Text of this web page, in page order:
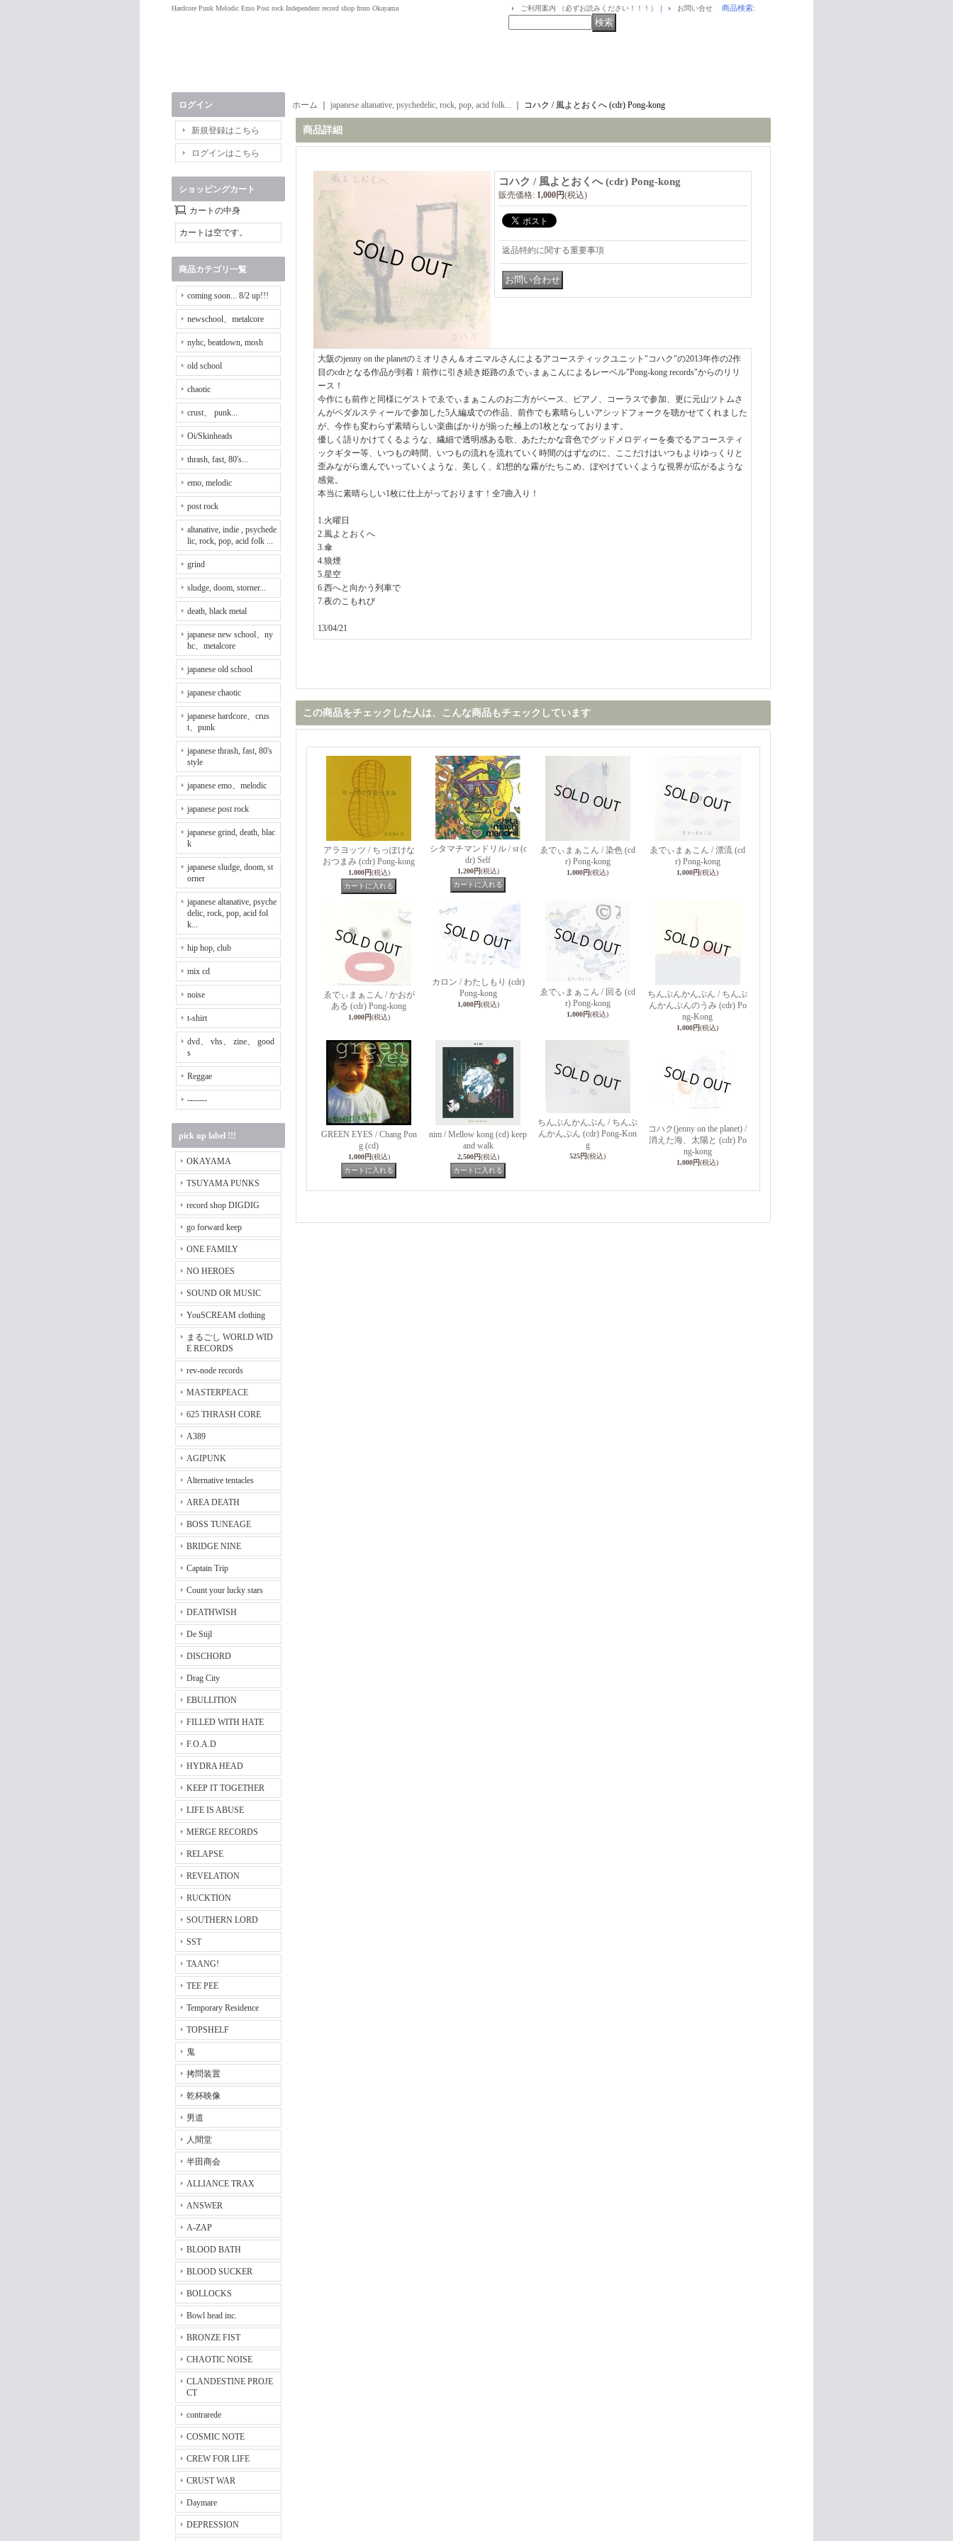
Hardcore Punk Melodic Emo Post rock Independent record shop from Okayama ご利用案内 （必ずお読みください！！！） ｜ お問い合せ 商品検索:
ログイン
新規登録はこちら
ログインはこちら
ショッピングカート
カートの中身
カートは空です。
商品カテゴリ一覧
coming soon... 8/2 up!!!
newschool、metalcore
nyhc, beatdown, mosh
old school
chaotic
crust、 punk...
Oi/Skinheads
thrash, fast, 80's...
emo, melodic
post rock
altanative, indie , psychede
lic, rock, pop, acid folk ...
grind
sludge, doom, storner...
death, black metal
japanese new school、ny
hc、metalcore
japanese old school
japanese chaotic
japanese hardcore、crus
t、punk
japanese thrash, fast, 80's
style
japanese emo、melodic
japanese post rock
japanese grind, death, blac
k
japanese sludge, doom, st
orner
japanese altanative, psyche
delic, rock, pop, acid fol
k...
hip hop, club
mix cd
noise
t-shirt
dvd、 vhs、 zine、 good
s
Reggae
-------
pick up label !!!
OKAYAMA
TSUYAMA PUNKS
record shop DIGDIG
go forward keep
ONE FAMILY
NO HEROES
SOUND OR MUSIC
YouSCREAM clothing
まるごし WORLD WID
E RECORDS
rev-node records
MASTERPEACE
625 THRASH CORE
A389
AGIPUNK
Alternative tentacles
AREA DEATH
BOSS TUNEAGE
BRIDGE NINE
Captain Trip
Count your lucky stars
DEATHWISH
De Stijl
DISCHORD
Drag City
EBULLITION
FILLED WITH HATE
F.O.A.D
HYDRA HEAD
KEEP IT TOGETHER
LIFE IS ABUSE
MERGE RECORDS
RELAPSE
REVELATION
RUCKTION
SOUTHERN LORD
SST
TAANG!
TEE PEE
Temporary Residence
TOPSHELF
鬼
拷問装置
乾杯映像
男道
人間堂
半田商会
ALLIANCE TRAX
ANSWER
A-ZAP
BLOOD BATH
BLOOD SUCKER
BOLLOCKS
Bowl head inc.
BRONZE FIST
CHAOTIC NOISE
CLANDESTINE PROJE
CT
contrarede
COSMIC NOTE
CREW FOR LIFE
CRUST WAR
Daymare
DEPRESSION
ホーム japanese altanative, psychedelic, rock, pop, acid folk... コハク / 風よとおくへ (cdr) Pong-kong
商品詳細
コハク / 風よとおくへ (cdr) Pong-kong
販売価格: 1,000円(税込)
返品特約に関する重要事項
大阪のjenny on the planetのミオリさん＆オニマルさんによるアコースティックユニット"コハク"の2013年作の2作
目のcdrとなる作品が到着！前作に引き続き姫路のゑでぃまぁこんによるレーベル"Pong-kong records"からのリリ
ース！
今作にも前作と同様にゲストでゑでぃまぁこんのお二方がベース、ピアノ、コーラスで参加、更に元山ツトムさ
んがペダルスティールで参加した5人編成での作品、前作でも素晴らしいアシッドフォークを聴かせてくれました
が、今作も変わらず素晴らしい楽曲ばかりが揃った極上の1枚となっております。
優しく語りかけてくるような、繊細で透明感ある歌、あたたかな音色でグッドメロディーを奏でるアコースティ
ックギター等、いつもの時間、いつもの流れを流れていく時間のはずなのに、ここだけはいつもよりゆっくりと
歪みながら進んでいっていくような、美しく、幻想的な霧がたちこめ、ぼやけていくような視界が広がるような
感覚。
本当に素晴らしい1枚に仕上がっております！全7曲入り！
1.火曜日
2.風よとおくへ
3.傘
4.狼煙
5.星空
6.西へと向かう列車で
7.夜のこもれび
13/04/21
この商品をチェックした人は、こんな商品もチェックしています
アラヨッツ / ちっぽけな
おつまみ (cdr) Pong-kong
1,000円(税込)
シタマチマンドリル / st (c
dr) Self
1,200円(税込)
ゑでぃまぁこん / 染色 (cd
r) Pong-kong
1,000円(税込)
ゑでぃまぁこん / 漂流 (cd
r) Pong-kong
1,000円(税込)
ゑでぃまぁこん / かおが
ある (cdr) Pong-kong
1,000円(税込)
カロン / わたしもり (cdr)
Pong-kong
1,000円(税込)
ゑでぃまぁこん / 回る (cd
r) Pong-kong
1,000円(税込)
ちんぷんかんぷん / ちんぷ
んかんぷんのうみ (cdr) Po
ng-Kong
1,000円(税込)
GREEN EYES / Chang Pon
g (cd)
1,000円(税込)
nim / Mellow kong (cd) keep
and walk
2,500円(税込)
ちんぷんかんぷん / ちんぷ
んかんぷん (cdr) Pong-Kon
g
525円(税込)
コハク(jenny on the planet) /
消えた海、太陽と (cdr) Po
ng-kong
1,000円(税込)